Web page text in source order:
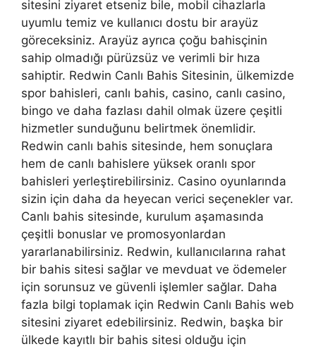
sitesini ziyaret etseniz bile, mobil cihazlarla
uyumlu temiz ve kullanıcı dostu bir arayüz
göreceksiniz. Arayüz ayrıca çoğu bahisçinin
sahip olmadığı pürüzsüz ve verimli bir hıza
sahiptir. Redwin Canlı Bahis Sitesinin, ülkemizde
spor bahisleri, canlı bahis, casino, canlı casino,
bingo ve daha fazlası dahil olmak üzere çeşitli
hizmetler sunduğunu belirtmek önemlidir.
Redwin canlı bahis sitesinde, hem sonuçlara
hem de canlı bahislere yüksek oranlı spor
bahisleri yerleştirebilirsiniz. Casino oyunlarında
sizin için daha da heyecan verici seçenekler var.
Canlı bahis sitesinde, kurulum aşamasında
çeşitli bonuslar ve promosyonlardan
yararlanabilirsiniz. Redwin, kullanıcılarına rahat
bir bahis sitesi sağlar ve mevduat ve ödemeler
için sorunsuz ve güvenli işlemler sağlar. Daha
fazla bilgi toplamak için Redwin Canlı Bahis web
sitesini ziyaret edebilirsiniz. Redwin, başka bir
ülkede kayıtlı bir bahis sitesi olduğu için